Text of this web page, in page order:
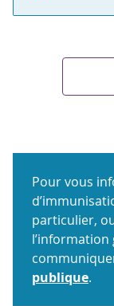
Pour vous
particulier,
l’information
publique.